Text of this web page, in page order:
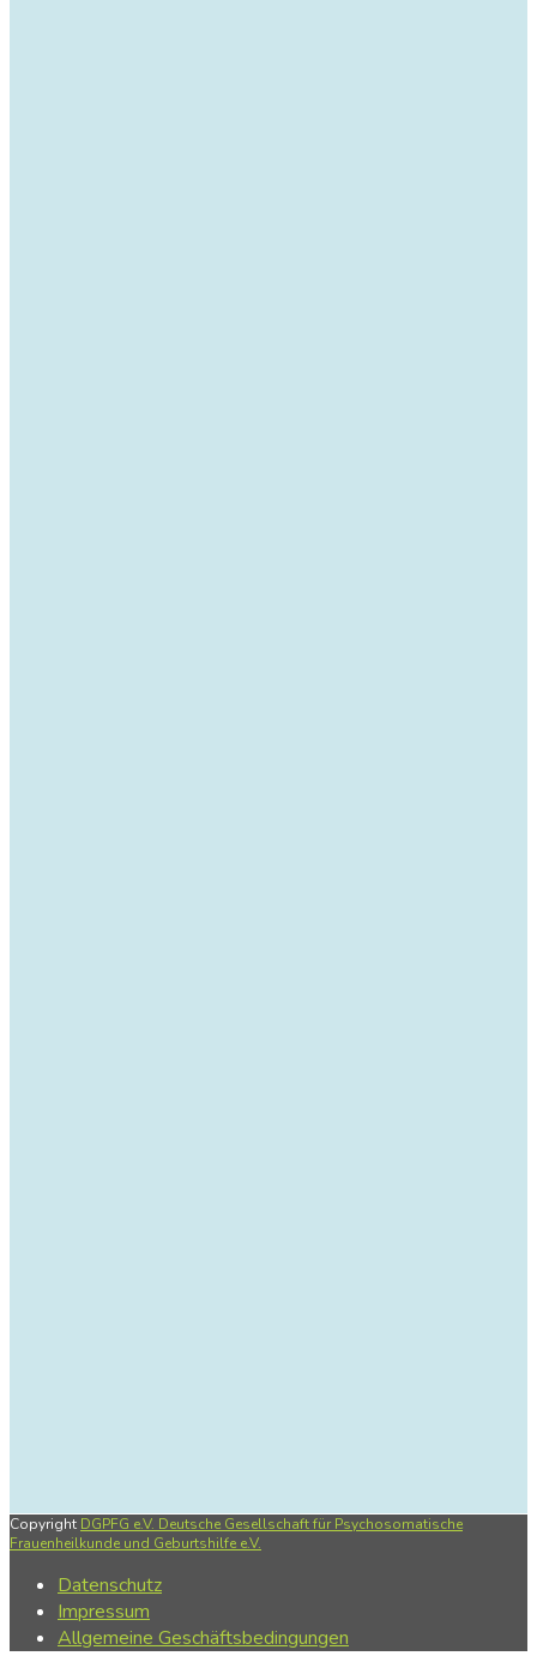
Copyright DGPFG e.V. Deutsche Gesellschaft für Psychosomatische
Frauenheilkunde und Geburtshilfe e.V.
Datenschutz
Impressum
Allgemeine Geschäftsbedingungen